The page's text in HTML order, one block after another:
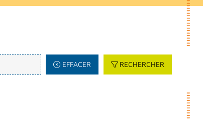
EFFACER RECHERCHER